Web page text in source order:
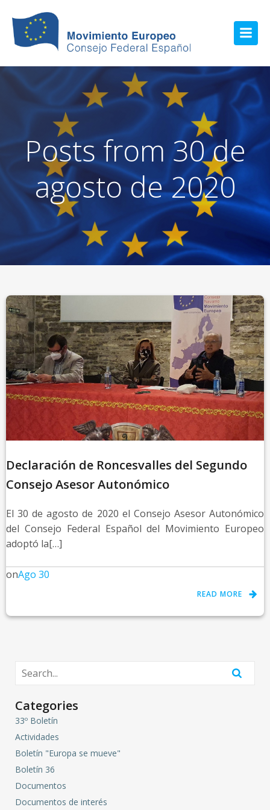
Posts from 30 de
agosto de 2020
Declaración de Roncesvalles del Segundo
Consejo Asesor Autonómico
El 30 de agosto de 2020 el Consejo Asesor Autonómico
del Consejo Federal Español del Movimiento Europeo
adoptó la[…]
onAgo 30
READ MORE
Categories
33º Boletín
Actividades
Boletín "Europa se mueve"
Boletín 36
Documentos
Documentos de interés